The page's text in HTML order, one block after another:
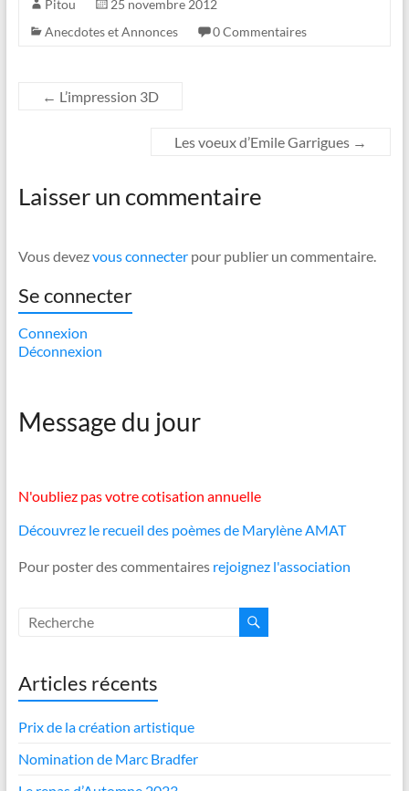
Pitou
25 novembre 2012
Anecdotes et Annonces
0 Commentaires
← L’impression 3D
Les voeux d’Emile Garrigues →
Laisser un commentaire
Vous devezvous connecterpour publier un commentaire.
Se connecter
Connexion
Déconnexion
Message du jour
N'oubliez pas votre cotisation annuelle
Découvrez le recueil des poèmes de Marylène AMAT
Pour poster des commentaires rejoignez l'association
Articles récents
Prix de la création artistique
Nomination de Marc Bradfer